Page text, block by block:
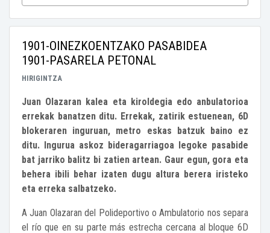
1901-OINEZKOENTZAKO PASABIDEA
1901-PASARELA PETONAL
HIRIGINTZA
Juan Olazaran kalea eta kiroldegia edo anbulatorioa
errekak banatzen ditu. Errekak, zatirik estuenean, 6D
blokeraren inguruan, metro eskas batzuk baino ez
ditu. Ingurua askoz bideragarriagoa legoke pasabide
bat jarriko balitz bi zatien artean. Gaur egun, gora eta
behera ibili behar izaten dugu altura berera iristeko
eta erreka salbatzeko.
A Juan Olazaran del Polideportivo o Ambulatorio nos separa
el río que en su parte más estrecha cercana al bloque 6D